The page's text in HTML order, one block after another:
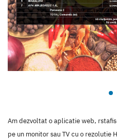
Am dezvoltat o aplicatie web,
pe un monitor sau TV cu o rezolutie